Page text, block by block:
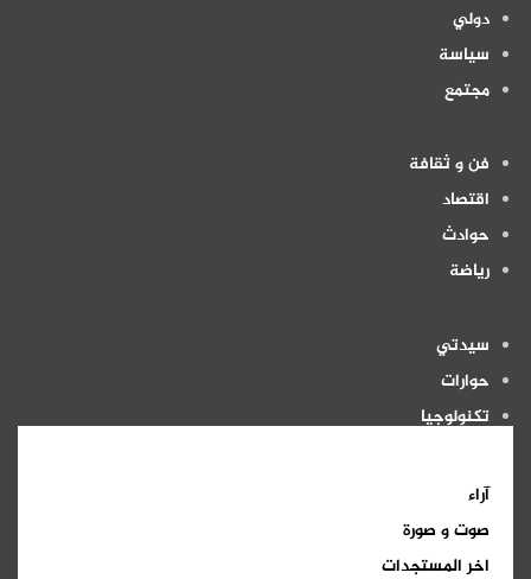
دولي
سياسة
مجتمع
فن و ثقافة
اقتصاد
حوادث
رياضة
سيدتي
حوارات
تكنولوجيا
آراء
صوت و صورة
اخر المستجدات